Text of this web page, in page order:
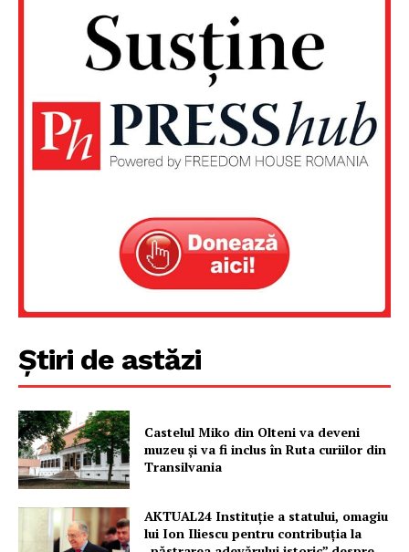
Știri de astăzi
Castelul Miko din Olteni va deveni
muzeu şi va fi inclus în Ruta curiilor din
Transilvania
AKTUAL24 Instituție a statului, omagiu
lui Ion Iliescu pentru contribuția la